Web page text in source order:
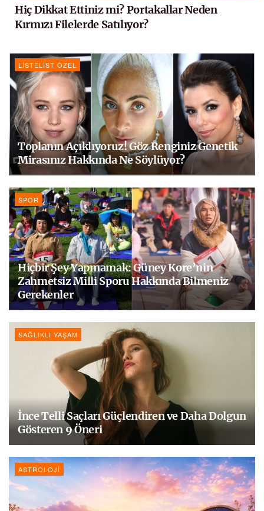
Hiç Dikkat Ettiniz mi? Portakallar Neden
Kırmızı Filelerde Satılıyor?
LISTELIST ÖZEL
Toplanın Açıklıyoruz! Göz Renginiz Genetik
Mirasınız Hakkında Ne Söylüyor?
SPOR
Hiçbir Şey Yapmamak: Güney Kore’nin
Zahmetsiz Milli Sporu Hakkında Bilmeniz
Gerekenler
SAĞLIKLI YAŞAM
İnce Telli Saçları Güçlendiren ve Daha Dolgun
Gösteren 9 Öneri
ASTROLOJI